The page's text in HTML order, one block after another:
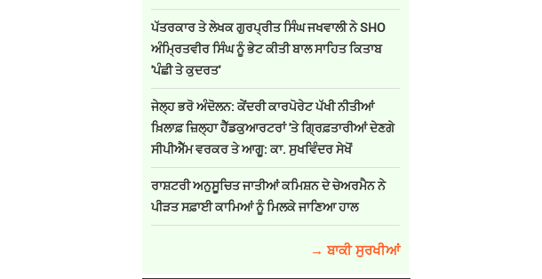
ਪੱਤਰਕਾਰ ਤੇ ਲੇਖਕ ਗੁਰਪ੍ਰੀਤ ਸਿੰਘ ਜਖਵਾਲੀ ਨੇ SHO
ਅੰਮ੍ਰਿਤਵੀਰ ਸਿੰਘ ਨੂੰ ਭੇਟ ਕੀਤੀ ਬਾਲ ਸਾਹਿਤ ਕਿਤਾਬ
'ਪੰਛੀ ਤੇ ਕੁਦਰਤ'
ਜੇਲ੍ਹ ਭਰੋ ਅੰਦੋਲਨ: ਕੇਂਦਰੀ ਕਾਰਪੋਰੇਟ ਪੱਖੀ ਨੀਤੀਆਂ
ਖ਼ਿਲਾਫ਼ ਜ਼ਿਲ੍ਹਾ ਹੈੱਡਕੁਆਰਟਰਾਂ 'ਤੇ ਗ੍ਰਿਫ਼ਤਾਰੀਆਂ ਦੇਣਗੇ
ਸੀਪੀਐੱਮ ਵਰਕਰ ਤੇ ਆਗੂ: ਕਾ. ਸੁਖਵਿੰਦਰ ਸੇਖੋਂ
ਰਾਸ਼ਟਰੀ ਅਨੁਸੂਚਿਤ ਜਾਤੀਆਂ ਕਮਿਸ਼ਨ ਦੇ ਚੇਅਰਮੈਨ ਨੇ
ਪੀੜਤ ਸਫ਼ਾਈ ਕਾਮਿਆਂ ਨੂੰ ਮਿਲਕੇ ਜਾਣਿਆ ਹਾਲ
→ ਬਾਕੀ ਸੁਰਖੀਆਂ